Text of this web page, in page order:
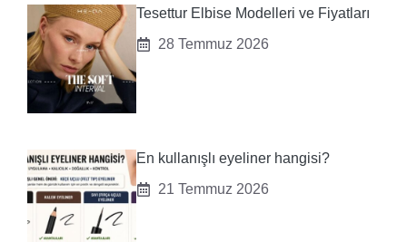
Tesettur Elbise Modelleri ve Fiyatları
28 Temmuz 2026
En kullanışlı eyeliner hangisi?
21 Temmuz 2026